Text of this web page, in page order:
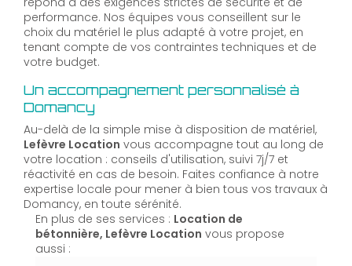
performance. Nos équipes vous conseillent sur le
choix du matériel le plus adapté à votre projet, en
tenant compte de vos contraintes techniques et de
votre budget.
Un accompagnement personnalisé à
Domancy
Au-delà de la simple mise à disposition de matériel,
Lefèvre Location vous accompagne tout au long de
votre location : conseils d'utilisation, suivi 7j/7 et
réactivité en cas de besoin. Faites confiance à notre
expertise locale pour mener à bien tous vos travaux à
Domancy, en toute sérénité.
En plus de ses services : Location de
bétonnière, Lefèvre Location vous propose
aussi :